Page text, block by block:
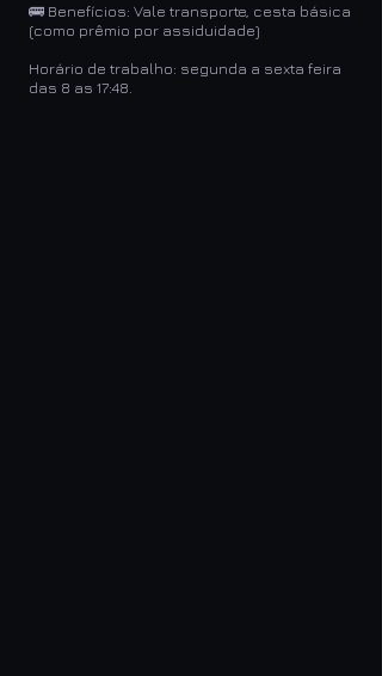
🚌 Benefícios: Vale transporte, cesta básica
(como prêmio por assiduidade)
Horário de trabalho: segunda a sexta feira
das 8 as 17:48.